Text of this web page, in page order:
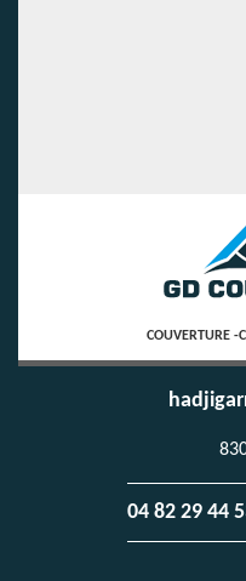
COUVERTURE -
04 82 29 44